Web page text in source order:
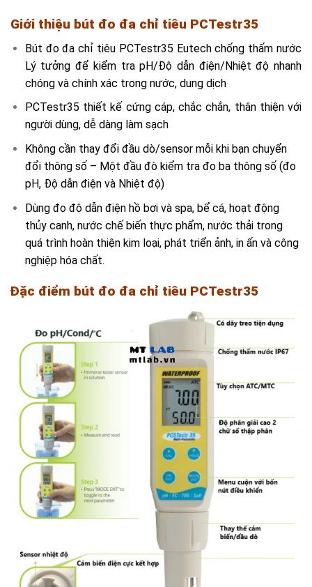
Giới thiệu bút đo đa chỉ tiêu PCTestr35
Bút đo đa chỉ tiêu PCTestr35 Eutech chống thấm nước
Lý tưởng để kiểm tra pH/Độ dẫn điện/Nhiệt độ nhanh
chóng và chính xác trong nước, dung dịch
PCTestr35 thiết kế cứng cáp, chắc chắn, thân thiện với
người dùng, dễ dàng làm sạch
Không cần thay đổi đầu dò/sensor mỗi khi bạn chuyển
đổi thông số – Một đầu đò kiểm tra đo ba thông số (đo
pH, Độ dẫn điện và Nhiệt độ)
Dùng đo độ dẫn điện hồ bơi và spa, bể cá, hoạt động
thủy canh, nước chế biến thực phẩm, nước thải trong
quá trình hoàn thiện kim loại, phát triển ảnh, in ấn và công
nghiệp hóa chất.
Đặc điểm bút đo đa chỉ tiêu PCTestr35